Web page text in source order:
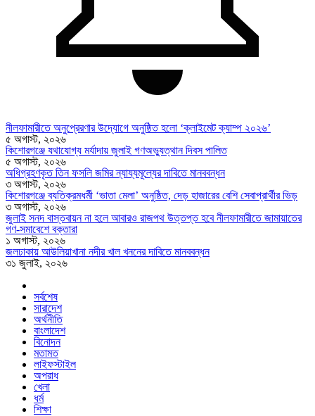
নীলফামারীতে অনুপ্রেরণার উদ্যোগে অনুষ্ঠিত হলো ‘ক্লাইমেট ক্যাম্প ২০২৬’
৫ অগাস্ট, ২০২৬
কিশোরগঞ্জে যথাযোগ্য মর্যাদায় জুলাই গণঅভ্যুত্থান দিবস পালিত
৫ অগাস্ট, ২০২৬
অধিগ্রহণকৃত তিন ফসলি জমির ন্যায্যমূল্যের দাবিতে মানববন্ধন
৩ অগাস্ট, ২০২৬
কিশোরগঞ্জে ব্যতিক্রমধর্মী ‘ভাতা মেলা’ অনুষ্ঠিত, দেড় হাজারের বেশি সেবাপ্রার্থীর ভিড়
৩ অগাস্ট, ২০২৬
জুলাই সনদ বাস্তবায়ন না হলে আবারও রাজপথ উত্তপ্ত হবে নীলফামারীতে জামায়াতের
গণ-সমাবেশে বক্তারা
১ অগাস্ট, ২০২৬
জলঢাকায় আউলিয়াখানা নদীর খাল খননের দাবিতে মানববন্ধন
৩১ জুলাই, ২০২৬
সর্বশেষ
সারাদেশ
অর্থনীতি
বাংলাদেশ
বিনোদন
মতামত
লাইফস্টাইল
অপরাধ
খেলা
ধর্ম
শিক্ষা